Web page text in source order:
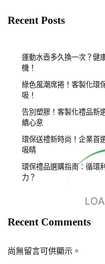
Recent Posts
運動水壺多久換一次？健
機！
綠色風潮席捲！客製化環
吸！
告別塑膠！客製化禮品新
續心意
環保送禮新時尚！企業首
吸睛
環保禮品選購指南：循環
力？
Recent Comments
尚無留言可供顯示。